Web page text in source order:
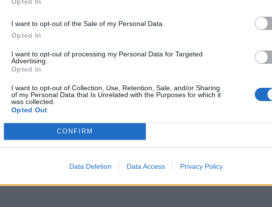
I want to opt-out of the Sale of my Personal Data.
Opted In
I want to opt-out of processing my Personal Data for Targeted
Advertising.
Opted In
I want to opt-out of Collection, Use, Retention, Sale, and/or Sharing
of my Personal Data that Is Unrelated with the Purposes for which it
was collected.
Opted Out
CONFIRM
Data Deletion Data Access Privacy Policy
πήρε … ενθύμιο γεμιστήρες
στρατιωτικού όπλου!
οι νικητές του διαγωνισμού
«Ευρωπαϊκά Βραβεία Προώθησης της